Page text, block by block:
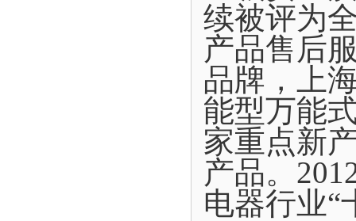
续被评为
产品售后
品牌，上
能型万能
家重点新
产品。
电器行业“